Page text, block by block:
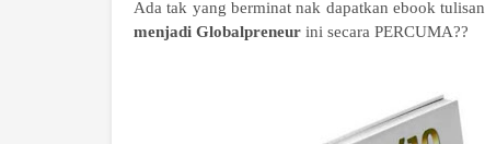
Ada tak yang berminat nak dapatkan ebook tulisan
menjadi Globalpreneur ini secara PERCUMA??